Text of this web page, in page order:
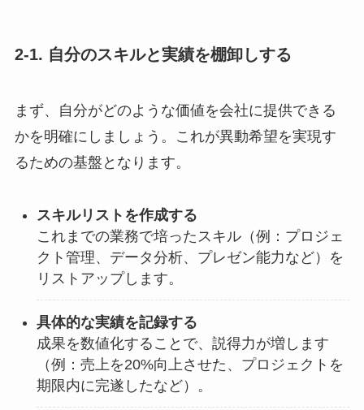
2-1. 自分のスキルと実績を棚卸しする
まず、自分がどのような価値を会社に提供できる
かを明確にしましょう。これが異動希望を実現す
るための基盤となります。
スキルリストを作成する
これまでの業務で培ったスキル（例：プロジェ
クト管理、データ分析、プレゼン能力など）を
リストアップします。
具体的な実績を記録する
成果を数値化することで、説得力が増します
（例：売上を20%向上させた、プロジェクトを
期限内に完遂したなど）。